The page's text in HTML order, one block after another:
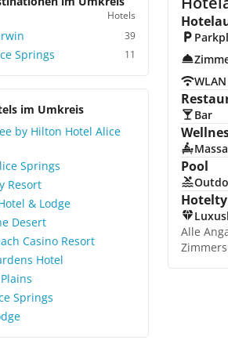
Hotels
39
Springs 11
im Umkreis
by Hilton Hotel Alice
Springs
Resort
& Lodge
Desert
Casino Resort
Hotel
Springs
WLAN
Bar
Pool
Alle